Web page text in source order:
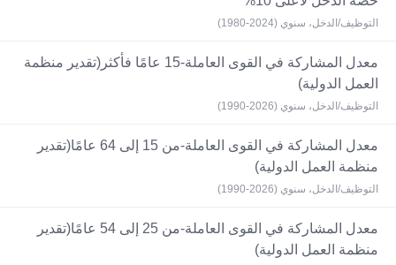
التوظيف/الدخل، سنوي (2024-1980)
معدل المشاركة في القوى العاملة-15 عامًا فأكثر(تقدير منظمة
العمل الدولية)
التوظيف/الدخل، سنوي (2026-1990)
معدل المشاركة في القوى العاملة-من 15 إلى 64 عامًا(تقدير
منظمة العمل الدولية)
التوظيف/الدخل، سنوي (2026-1990)
معدل المشاركة في القوى العاملة-من 25 إلى 54 عامًا(تقدير
منظمة العمل الدولية)